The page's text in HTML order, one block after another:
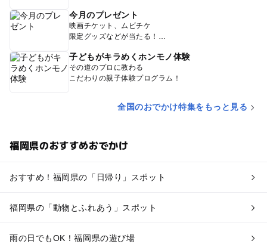
今月のプレゼント
映画チケット、ムビチケ
限定グッズなどが当たる！
子どもがキラめくホンモノ体験
その道のプロに教わる
こだわりの親子体験プログラム！
全国のおでかけ特集をもっと見る
福岡県のおすすめおでかけ
おすすめ！福岡県の「日帰り」スポット
福岡県の「動物とふれあう」スポット
雨の日でもOK！福岡県の遊び場